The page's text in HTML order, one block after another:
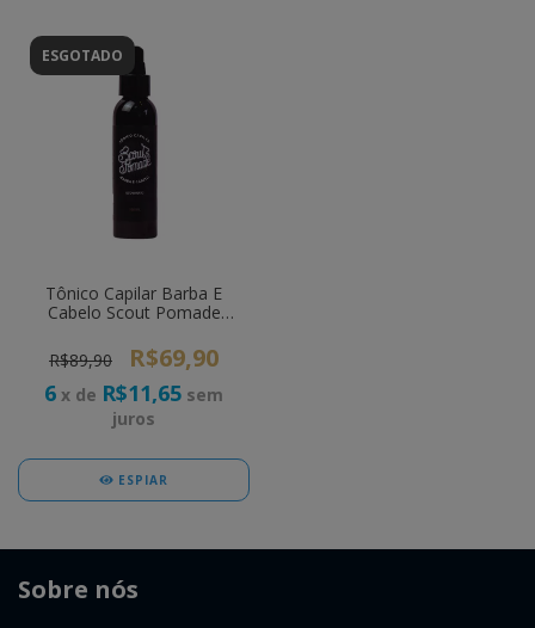
ESGOTADO
Tônico Capilar Barba E
Cabelo Scout Pomade
R$89,90
R$69,90
6 x de R$11,65 sem
juros
ESPIAR
Sobre nós